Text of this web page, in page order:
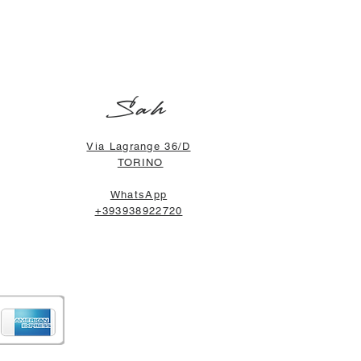
Sah
Via Lagrange 36/D
TORINO
WhatsApp
+393938922720